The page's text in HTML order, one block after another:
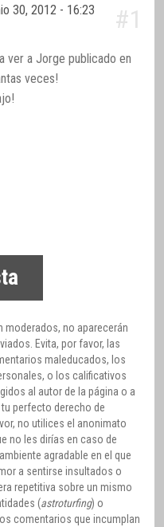
30, 2012 - 16:23 #1
ver a Jorge publicado en
veces!
moderados, no aparecerán
Evita, por favor, las
maleducados, los
o los calificativos
al autor de la página o a
perfecto derecho de
no utilices el anonimato
no les dirías en caso de
agradable en el que
a sentirse insultados o
repetitiva sobre un mismo
(astroturfing) o
comentarios que incumplan